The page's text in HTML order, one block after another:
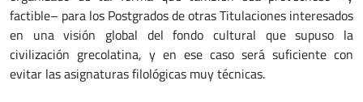
factible– para los Postgrados de otras Titulaciones interesados
en una visión global del fondo cultural que supuso la
civilización grecolatina, y en ese caso será suficiente con
evitar las asignaturas filológicas muy técnicas.